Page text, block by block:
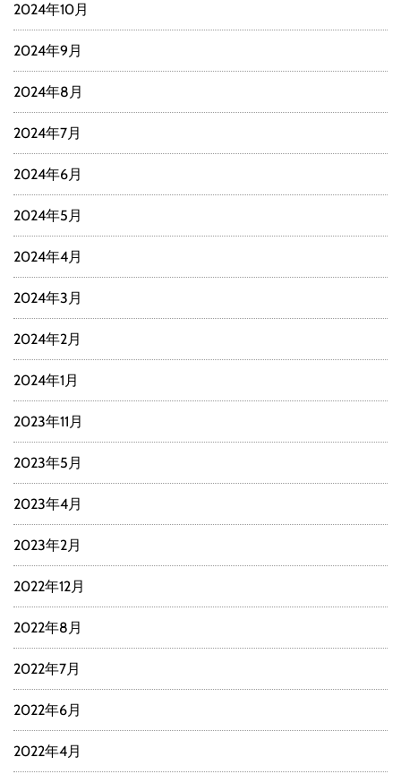
2024年10月
2024年9月
2024年8月
2024年7月
2024年6月
2024年5月
2024年4月
2024年3月
2024年2月
2024年1月
2023年11月
2023年5月
2023年4月
2023年2月
2022年12月
2022年8月
2022年7月
2022年6月
2022年4月